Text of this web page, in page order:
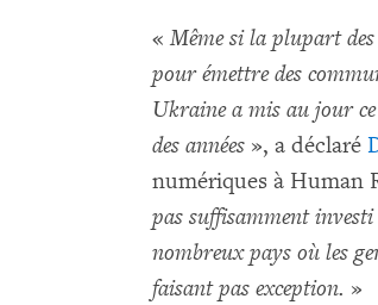
«Même si la plupart des
pour émettre des
Ukraine a mis au jour
des années », a déclaré
numériques à Human
pas suffisamment
nombreux pays où les
faisant pas exception. »